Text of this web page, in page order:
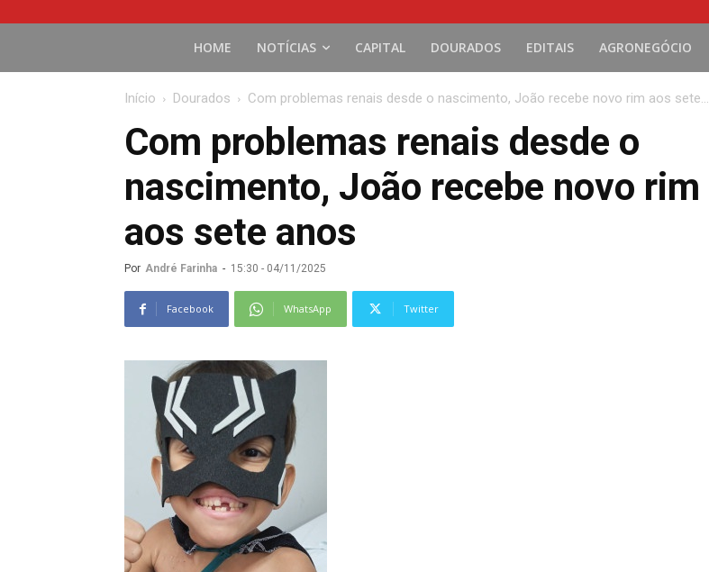
HOME NOTÍCIAS CAPITAL DOURADOS EDITAIS AGRONEGÓCIO
Início Dourados Com problemas renais desde o nascimento, João recebe novo rim aos sete...
Com problemas renais desde o
nascimento, João recebe novo rim
aos sete anos
Por André Farinha - 15:30 - 04/11/2025
Facebook WhatsApp Twitter